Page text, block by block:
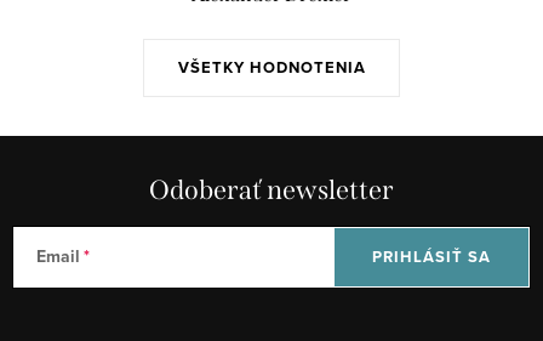
VŠETKY HODNOTENIA
Odoberať newsletter
Email PRIHLÁSIŤ SA